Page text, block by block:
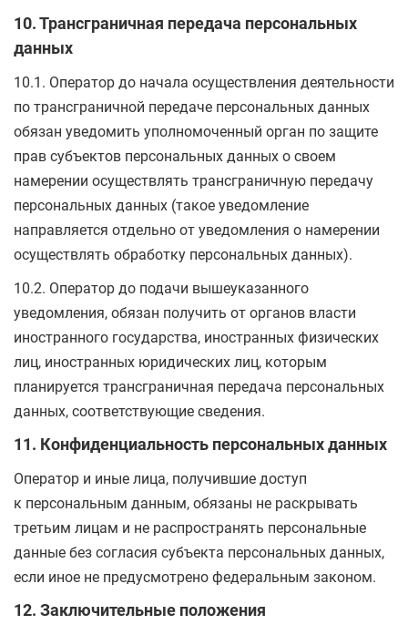
10. Трансграничная передача персональных
данных
10.1. Оператор до начала осуществления деятельности
по трансграничной передаче персональных данных
обязан уведомить уполномоченный орган по защите
прав субъектов персональных данных о своем
намерении осуществлять трансграничную передачу
персональных данных (такое уведомление
направляется отдельно от уведомления о намерении
осуществлять обработку персональных данных).
10.2. Оператор до подачи вышеуказанного
уведомления, обязан получить от органов власти
иностранного государства, иностранных физических
лиц, иностранных юридических лиц, которым
планируется трансграничная передача персональных
данных, соответствующие сведения.
11. Конфиденциальность персональных данных
Оператор и иные лица, получившие доступ
к персональным данным, обязаны не раскрывать
третьим лицам и не распространять персональные
данные без согласия субъекта персональных данных,
если иное не предусмотрено федеральным законом.
12. Заключительные положения